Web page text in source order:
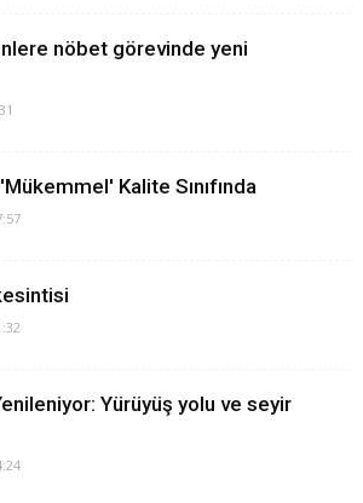
nöbet görevinde yeni
Kalite Sınıfında
Yürüyüş yolu ve seyir